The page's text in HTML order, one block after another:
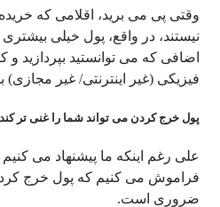
وقتی پی می برید، اقلامی که خریده
نیستند، در واقع، پول خیلی
اضافی که می توانستید بپردازید و
فیزیکی (غیر اینترنتی/ غیر مجازی)
پول خرج کردن می تواند شما را غنی تر
علی رغم اینکه ما پیشنهاد می
فراموش می کنیم که پول خرج
ضروری است.